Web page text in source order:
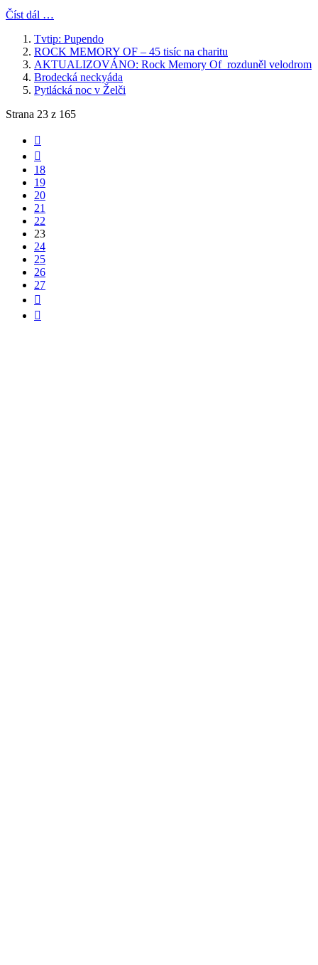
Číst dál …
Tvtip: Pupendo
ROCK MEMORY OF – 45 tisíc na charitu
AKTUALIZOVÁNO: Rock Memory Of rozduněl velodrom
Brodecká neckyáda
Pytlácká noc v Želči
Strana 23 z 165
18
19
20
21
22
23
24
25
26
27